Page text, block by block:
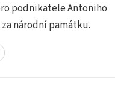
podnikatele Antoniho
národní památku.